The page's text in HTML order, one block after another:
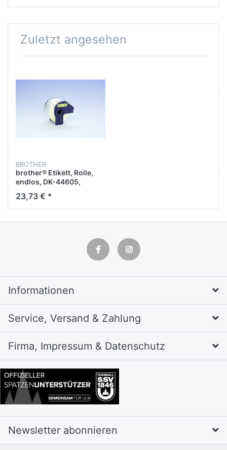
Zuletzt angesehen
BROTHER
brother® Etikett, Rolle,
endlos, DK-44605,
selbstklebend, ablösbar,
Papier, 62 mm x 30,48 m,
gelb
23,73 € *
Informationen
Service, Versand & Zahlung
Firma, Impressum & Datenschutz
Newsletter abonnieren